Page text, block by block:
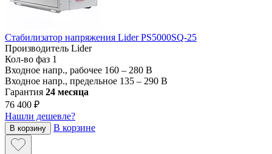
Стабилизатор напряжения Lider PS5000SQ-25
Производитель Lider
Кол-во фаз 1
Входное напр., рабочее 160 – 280 В
Входное напр., предельное 135 – 290 В
Гарантия 24 месяца
76 400 ₽
Нашли дешевле?
В корзину В корзине